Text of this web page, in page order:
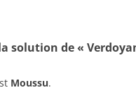
solution de «
Moussu.